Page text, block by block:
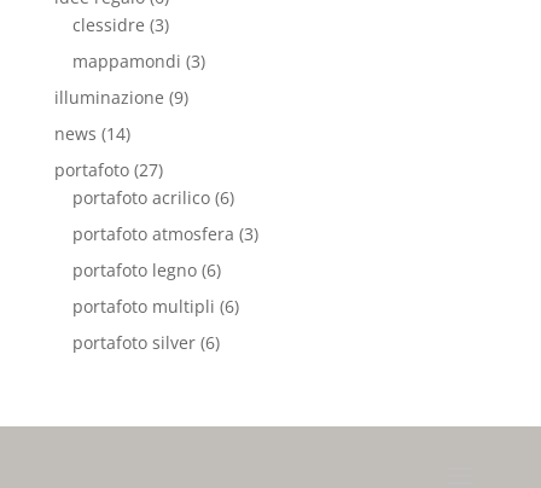
clessidre (3)
mappamondi (3)
illuminazione (9)
news (14)
portafoto(27)
portafoto acrilico(6)
portafoto atmosfera (3)
portafoto legno(6)
portafoto multipli (6)
portafoto silver(6)